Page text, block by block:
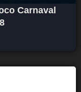
Carnaval